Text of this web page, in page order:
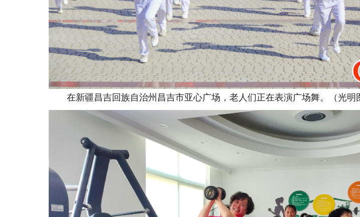
在新疆昌吉回族自治州昌吉市亚心广场，老人们正在表演广场舞。（光明